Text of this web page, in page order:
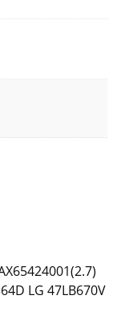
LG 47LB670V